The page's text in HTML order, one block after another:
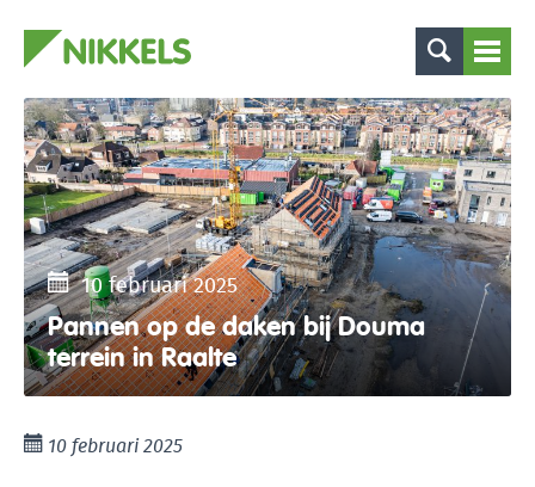
10 februari 2025
Pannen op de daken bij Douma
terrein in Raalte
10 februari 2025